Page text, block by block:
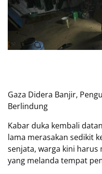
Gaza Didera Banjir,
Berlindung
Kabar duka kembali
lama merasakan sedikit
senjata, warga kini
yang melanda tempat